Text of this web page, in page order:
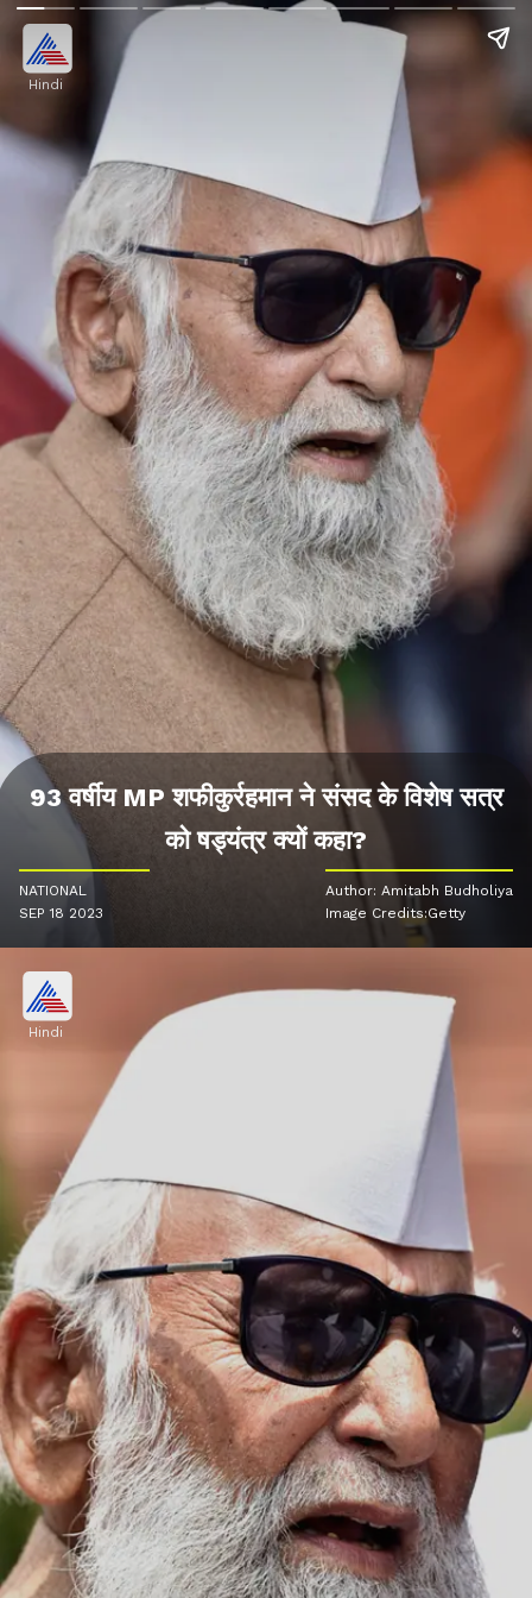
Hindi
93 वर्षीय MP शफीकुर्रहमान ने संसद के विशेष सत्र
को षड्यंत्र क्यों कहा?
NATIONAL
SEP 18 2023
Author: Amitabh Budholiya
Image Credits:Getty
Hindi